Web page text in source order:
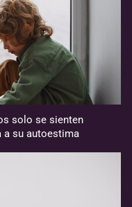
solo se sienten
a su autoestima